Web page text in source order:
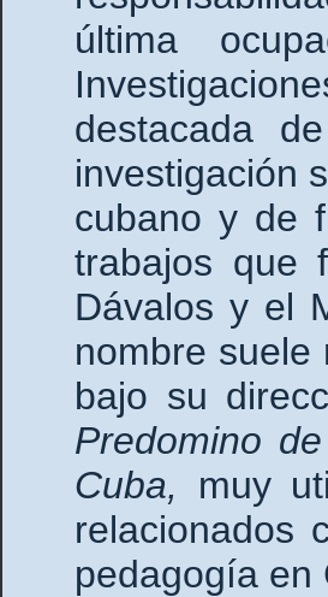
última
destacada
investigación
cubano y de
trabajos que
Dávalos y el
nombre suele
bajo su
Predomino
Cuba, muy
relacionados
pedagogía en